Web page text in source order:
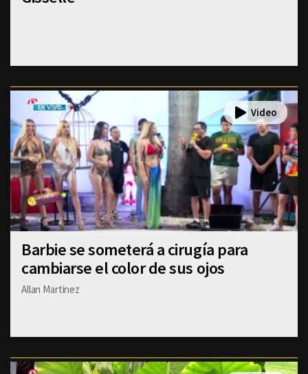
Barbie se someterá a cirugía para
cambiarse el color de sus ojos
Allan Martinez